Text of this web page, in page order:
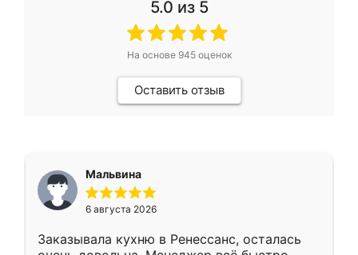
5.0 из 5
На основе 945оценок
Оставить отзыв
Мальвина
6 августа 2026
Заказывала кухню в Ренессанс, осталась